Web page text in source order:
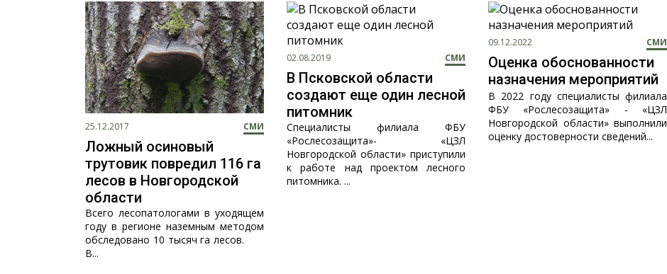
25.12.2017 СМИ
Ложный осиновый
трутовик повредил 116 га
лесов в Новгородской
области
Всего лесопатологами в уходящем
году в регионе наземным методом
обследовано 10 тысяч га лесов.
В...
02.08.2019 СМИ
В Псковской области
создают еще один лесной
питомник
Специалисты филиала ФБУ
«Рослесозащита»- «ЦЗЛ
Новгородской области» приступили
к работе над проектом лесного
питомника. ...
09.12.2022 СМИ
Оценка обоснованности
назначения мероприятий
В 2022 году специалисты филиала
ФБУ «Рослесозащита» - «ЦЗЛ
Новгородской области» выполнили
оценку достоверности сведений...